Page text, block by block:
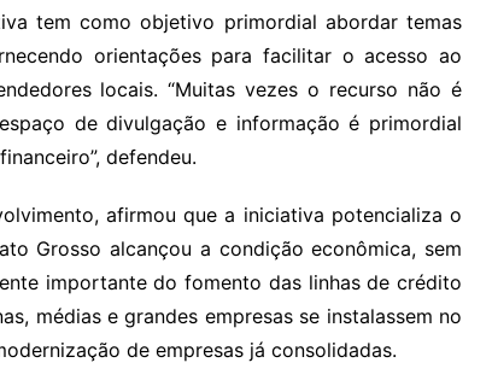
tem como objetivo primordial abordar temas
orientações para facilitar o acesso ao
locais. “Muitas vezes o recurso não é
de divulgação e informação é primordial
defendeu.
afirmou que a iniciativa potencializa o
Grosso alcançou a condição econômica, sem
importante do fomento das linhas de crédito
médias e grandes empresas se instalassem no
de empresas já consolidadas.